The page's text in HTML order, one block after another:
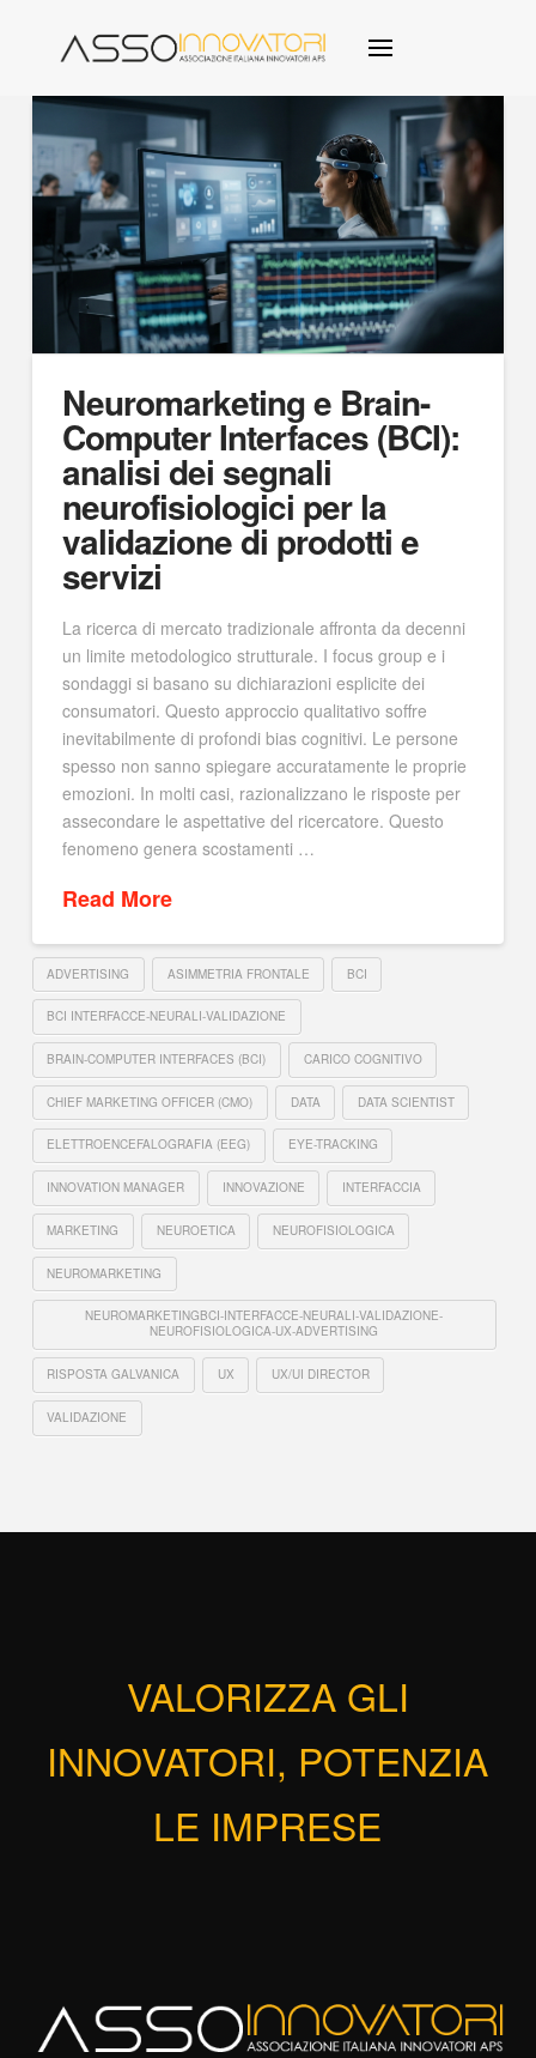
Neuromarketing e Brain-
Computer Interfaces (BCI):
analisi dei segnali
neurofisiologici per la
validazione di prodotti e
servizi
La ricerca di mercato tradizionale affronta da decenni
un limite metodologico strutturale. I focus group e i
sondaggi si basano su dichiarazioni esplicite dei
consumatori. Questo approccio qualitativo soffre
inevitabilmente di profondi bias cognitivi. Le persone
spesso non sanno spiegare accuratamente le proprie
emozioni. In molti casi, razionalizzano le risposte per
assecondare le aspettative del ricercatore. Questo
fenomeno genera scostamenti …
Read More
ADVERTISING ASIMMETRIA FRONTALE BCI
BCI INTERFACCE-NEURALI-VALIDAZIONE
BRAIN-COMPUTER INTERFACES (BCI) CARICO COGNITIVO
CHIEF MARKETING OFFICER (CMO) DATA DATA SCIENTIST
ELETTROENCEFALOGRAFIA (EEG) EYE-TRACKING
INNOVATION MANAGER INNOVAZIONE INTERFACCIA
MARKETING NEUROETICA NEUROFISIOLOGICA
NEUROMARKETING
NEUROMARKETINGBCI-INTERFACCE-NEURALI-VALIDAZIONE-
NEUROFISIOLOGICA-UX-ADVERTISING
RISPOSTA GALVANICA UX UX/UI DIRECTOR
VALIDAZIONE
VALORIZZA GLI
INNOVATORI, POTENZIA
LE IMPRESE